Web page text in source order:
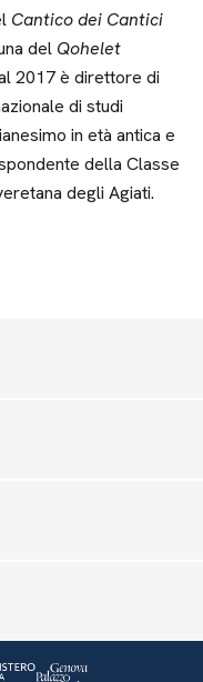
Cantico dei Cantici
del Qohelet
2017 è direttore di
di studi
in età antica e
della Classe
degli Agiati.